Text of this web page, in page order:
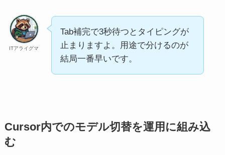
ITアライグマ
Tab補完で3秒待つとタイピングが
止まりますよ。用途で分けるのが
結局一番早いです。
Cursor内でのモデル切替を運用に組み込
む